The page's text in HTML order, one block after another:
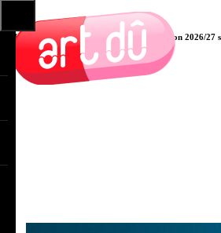
Les pré-inscriptions aux cours pour la saison 2026/27